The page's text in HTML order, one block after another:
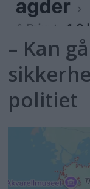
– Kan
politiet